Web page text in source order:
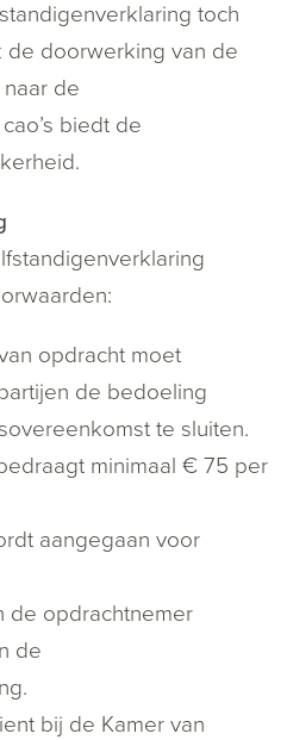
toch
de doorwerking van de
de
biedt de
opdracht moet
de bedoeling
te sluiten.
minimaal € 75 per
aangegaan voor
de opdrachtnemer
de
bij de Kamer van